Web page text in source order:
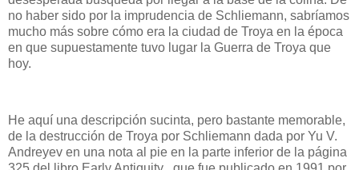
no haber sido por la imprudencia de Schliemann, sabríamos
mucho más sobre cómo era la ciudad de Troya en la época
en que supuestamente tuvo lugar la Guerra de Troya que
hoy.
He aquí una descripción sucinta, pero bastante memorable,
de la destrucción de Troya por Schliemann dada por Yu V.
Andreyev en una nota al pie en la parte inferior de la página